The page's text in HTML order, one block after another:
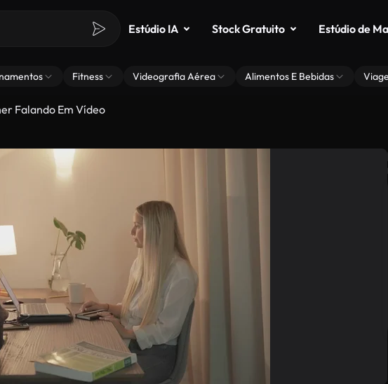
Estúdio IA Stock Gratuito Estúdio de
Fitness Videografia Aérea Alimentos E Bebidas
Falando Em Vídeo